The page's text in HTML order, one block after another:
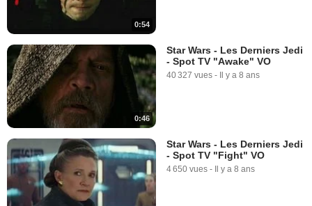
0:54
0:46
Star Wars - Les Derniers Jedi
- Spot TV "Awake" VO
40 327 vues - Il y a 8 ans
Star Wars - Les Derniers Jedi
- Spot TV "Fight" VO
4 650 vues - Il y a 8 ans